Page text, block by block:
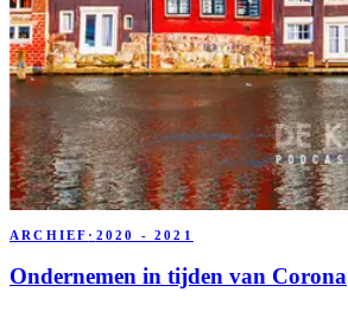
ARCHIEF · 2020 - 2021
Ondernemen in tijden van Corona